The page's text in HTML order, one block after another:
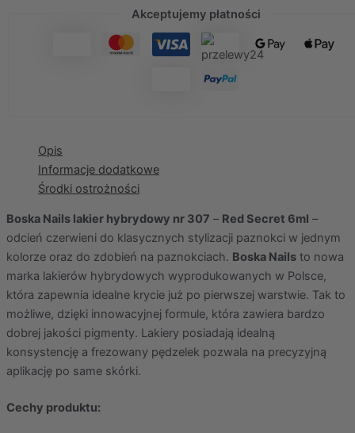
Akceptujemy płatności
Opis
Informacje dodatkowe
Środki ostrożności
Boska Nails lakier hybrydowy nr 307 – Red Secret 6ml –
odcień czerwieni do klasycznych stylizacji paznokci w jednym
kolorze oraz do zdobień na paznokciach. Boska Nails to nowa
marka lakierów hybrydowych wyprodukowanych w Polsce,
która zapewnia idealne krycie już po pierwszej warstwie. Tak to
możliwe, dzięki innowacyjnej formule, która zawiera bardzo
dobrej jakości pigmenty. Lakiery posiadają idealną
konsystencję a frezowany pędzelek pozwala na precyzyjną
aplikację po same skórki.
Cechy produktu: